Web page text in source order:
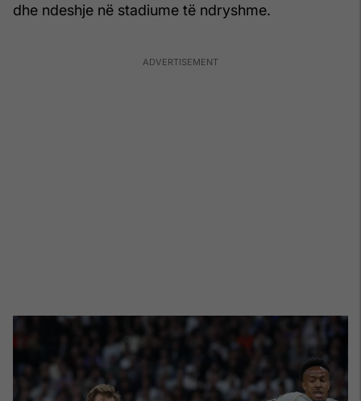
dhe ndeshje në stadiume të ndryshme.